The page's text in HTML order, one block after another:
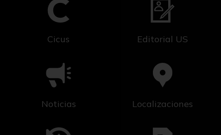
Cicus Editorial US
Noticias Localizaciones